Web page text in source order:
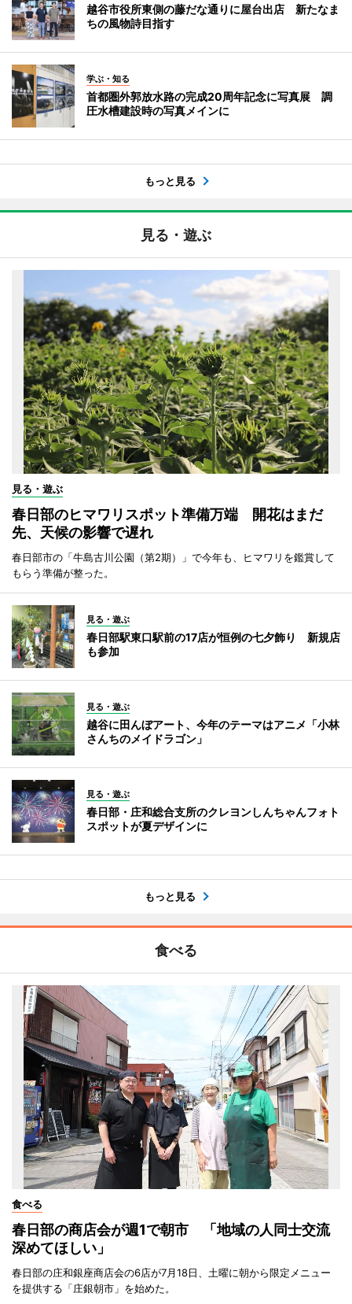
越谷市役所東側の藤だな通りに屋台出店 新たなま
ちの風物詩目指す
学ぶ・知る
首都圏外郭放水路の完成20周年記念に写真展 調
圧水槽建設時の写真メインに
もっと見る
見る・遊ぶ
見る・遊ぶ
春日部のヒマワリスポット準備万端 開花はまだ
先、天候の影響で遅れ
春日部市の「牛島古川公園（第2期）」で今年も、ヒマワリを鑑賞して
もらう準備が整った。
見る・遊ぶ
春日部駅東口駅前の17店が恒例の七夕飾り 新規店
も参加
見る・遊ぶ
越谷に田んぼアート、今年のテーマはアニメ「小林
さんちのメイドラゴン」
見る・遊ぶ
春日部・庄和総合支所のクレヨンしんちゃんフォト
スポットが夏デザインに
もっと見る
食べる
食べる
春日部の商店会が週1で朝市 「地域の人同士交流
深めてほしい」
春日部の庄和銀座商店会の6店が7月18日、土曜に朝から限定メニュー
を提供する「庄銀朝市」を始めた。